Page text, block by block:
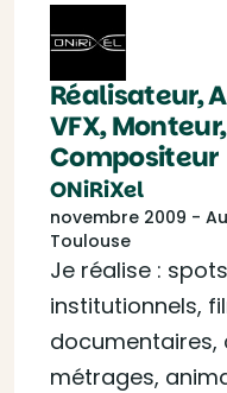
Réalisateur,
VFX,
Compositeur
ONiRiXel
novembre 2009 -
Toulouse
Je réalise :
institutionnels,
documentaires,
métrages,